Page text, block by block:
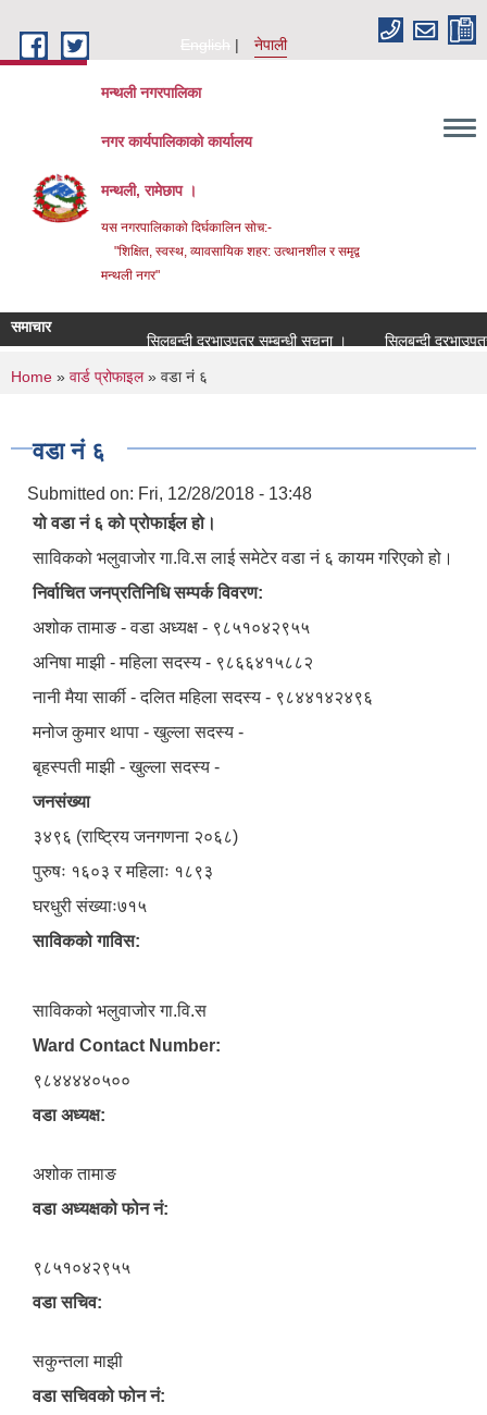
English
नेपाली
मन्थली नगरपालिका
नगर कार्यपालिकाको कार्यालय
मन्थली, रामेछाप ।
यस नगरपालिकाको दिर्घकालिन सोच:-
"शिक्षित, स्वस्थ, व्यावसायिक शहर: उत्थानशील र समृद्व
मन्थली नगर"
समाचार
सिलबन्दी दरभाउपत्र सम्बन्धी सूचना ।
सिलबन्दी दरभाउपत्र
You are here
Home » वार्ड प्रोफाइल» वडा नं ६
वडा नं ६
Submitted on: Fri, 12/28/2018 - 13:48
यो वडा नं ६ को प्रोफाईल हो।
साविकको भलुवाजोर गा.वि.स लाई समेटेर वडा नं ६ कायम गरिएको हो।
निर्वाचित जनप्रतिनिधि सम्पर्क विवरण:
अशोक तामाङ - वडा अध्यक्ष - ९८५१०४२९५५
अनिषा माझी - महिला सदस्य - ९८६६४१५८८२
नानी मैया सार्की - दलित महिला सदस्य - ९८४४१४२४९६
मनोज कुमार थापा - खुल्ला सदस्य -
बृहस्पती माझी - खुल्ला सदस्य -
जनसंख्या
३४९६ (राष्ट्रिय जनगणना २०६८)
पुरुषः १६०३ र महिलाः १८९३
घरधुरी संख्याः७१५
साविकको गाविस:
साविकको भलुवाजोर गा.वि.स
Ward Contact Number:
९८४४४४०५००
वडा अध्यक्ष:
अशोक तामाङ
वडा अध्यक्षको फोन नं:
९८५१०४२९५५
वडा सचिव:
सकुन्तला माझी
वडा सचिवको फोन नं: